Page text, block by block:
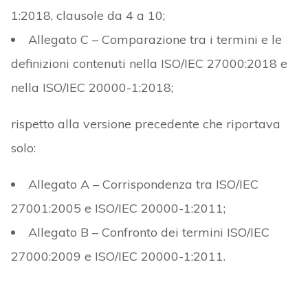
1:2018, clausole da 4 a 10;
Allegato C – Comparazione tra i termini e le
definizioni contenuti nella ISO/IEC 27000:2018 e
nella ISO/IEC 20000-1:2018;
rispetto alla versione precedente che riportava
solo:
Allegato A – Corrispondenza tra ISO/IEC
27001:2005 e ISO/IEC 20000-1:2011;
Allegato B – Confronto dei termini ISO/IEC
27000:2009 e ISO/IEC 20000-1:2011.